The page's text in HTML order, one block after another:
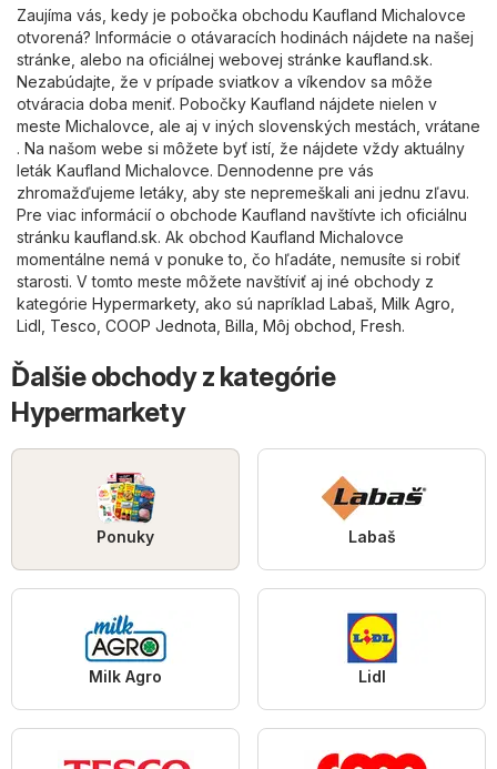
Zaujíma vás, kedy je pobočka obchodu Kaufland Michalovce
otvorená? Informácie o otávaracích hodinách nájdete na našej
stránke, alebo na oficiálnej webovej stránke kaufland.sk.
Nezabúdajte, že v prípade sviatkov a víkendov sa môže
otváracia doba meniť. Pobočky Kaufland nájdete nielen v
meste Michalovce, ale aj v iných slovenských mestách, vrátane
. Na našom webe si môžete byť istí, že nájdete vždy aktuálny
leták Kaufland Michalovce. Dennodenne pre vás
zhromažďujeme letáky, aby ste nepremeškali ani jednu zľavu.
Pre viac informácií o obchode Kaufland navštívte ich oficiálnu
stránku kaufland.sk. Ak obchod Kaufland Michalovce
momentálne nemá v ponuke to, čo hľadáte, nemusíte si robiť
starosti. V tomto meste môžete navštíviť aj iné obchody z
kategórie Hypermarkety, ako sú napríklad Labaš Milk Agro
Lidl Tesco COOP Jednota Billa Môj obchod Fresh.
Ďalšie obchody z kategórie
Hypermarkety
Ponuky Labaš
Milk Agro Lidl